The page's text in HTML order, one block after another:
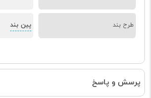
طرح بند پین بند
پرسش و پاسخ